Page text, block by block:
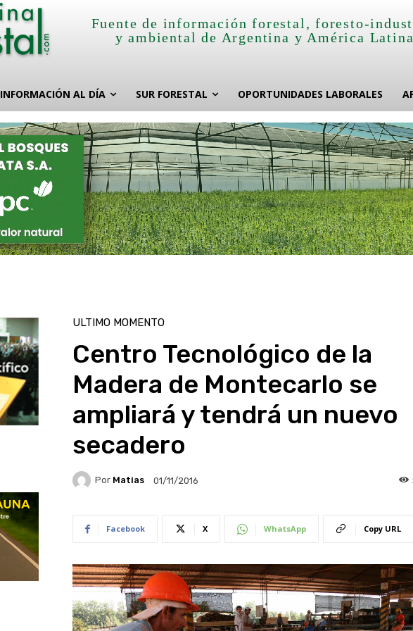
Fuente de información forestal, foresto-
y ambiental de Argentina y América
INFORMACIÓN AL DÍA SUR FORESTAL OPORTUNIDADES LABORALES
ULTIMO MOMENTO
Centro Tecnológico de la
Madera de Montecarlo se
ampliará y tendrá un nuevo
secadero
Por Matias 01/11/2016
Facebook X WhatsApp Copy URL